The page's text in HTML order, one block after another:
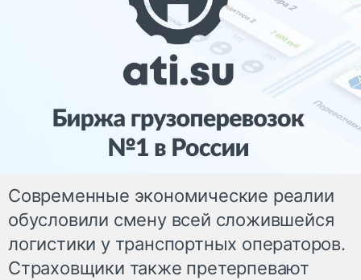
Современные экономические реалии
обусловили смену всей сложившейся
логистики у транспортных операторов.
Страховщики также претерпевают